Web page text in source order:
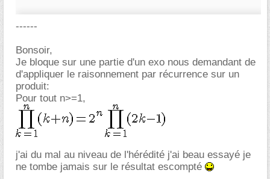
------
Bonsoir,
Je bloque sur une partie d'un exo nous demandant de
d'appliquer le raisonnement par récurrence sur un
produit:
Pour tout n>=1,
j'ai du mal au niveau de l'hérédité j'ai beau essayé je
ne tombe jamais sur le résultat escompté